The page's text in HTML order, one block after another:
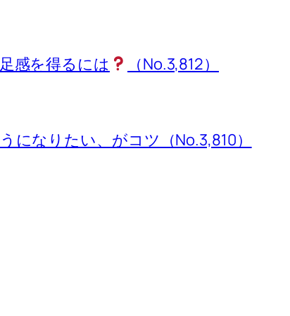
感を得るには （No.3,812）
なりたい、がコツ（No.3,810）